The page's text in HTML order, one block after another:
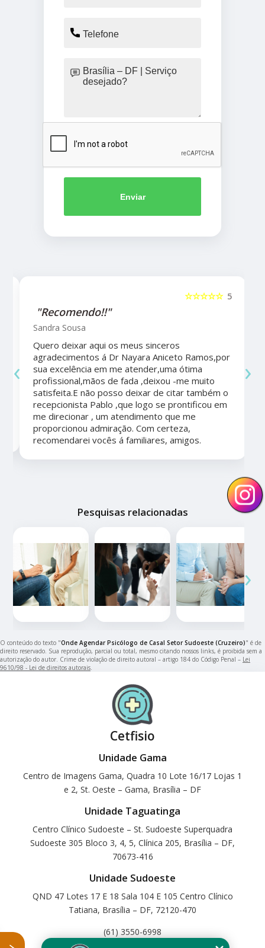
Enviar
5
☆☆☆☆☆
"Recomendo!!"
Sandra Sousa
Quero deixar aqui os meus sinceros
agradecimentos á Dr Nayara Aniceto Ramos,por
sua excelência em me atender,uma ótima
profissional,mãos de fada ,deixou -me muito
satisfeita.E não posso deixar de citar também o
recepcionista Pablo ,que logo se prontificou em
me direcionar , um atendimento que me
proporcionou admiração. Com certeza,
recomendarei vocês á familiares, amigos.
‹ ›
Pesquisas relacionadas
‹ ›
O conteúdo do texto "Onde Agendar Psicólogo de Casal Setor Sudoeste (Cruzeiro)" é de
direito reservado. Sua reprodução, parcial ou total, mesmo citando nossos links, é proibida sem a
autorização do autor. Crime de violação de direito autoral – artigo 184 do Código Penal – Lei
9610/98 - Lei de direitos autorais.
Cetfisio
Unidade Gama
Centro de Imagens Gama, Quadra 10 Lote 16/17 Lojas 1
e 2, St. Oeste – Gama, Brasília – DF
Unidade Taguatinga
Centro Clínico Sudoeste – St. Sudoeste Superquadra
Sudoeste 305 Bloco 3, 4, 5, Clínica 205, Brasília – DF,
70673-416
Unidade Sudoeste
QND 47 Lotes 17 E 18 Sala 104 E 105 Centro Clínico
Tatiana, Brasília – DF, 72120-470
(61) 3550-6998